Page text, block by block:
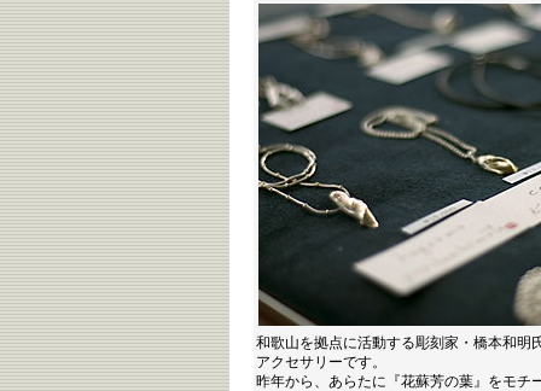
和歌山を拠点に活動する彫刻家・橋本和明
アクセサリーです。
昨年から、あらたに『花蘇芳の葉』をモチ